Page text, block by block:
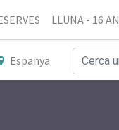
LLUNA - 16
Espanya